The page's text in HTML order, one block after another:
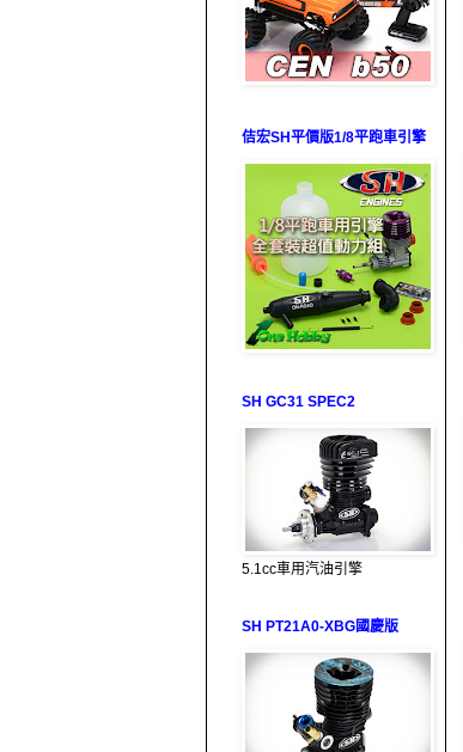
佶宏SH平價版1/8平跑車引擎
SH GC31 SPEC2
5.1cc車用汽油引擎
SH PT21A0-XBG國慶版